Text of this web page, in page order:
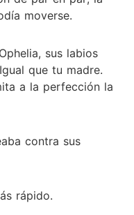
moverse.
sus labios
que tu madre.
a la perfección la
contra sus
rápido.